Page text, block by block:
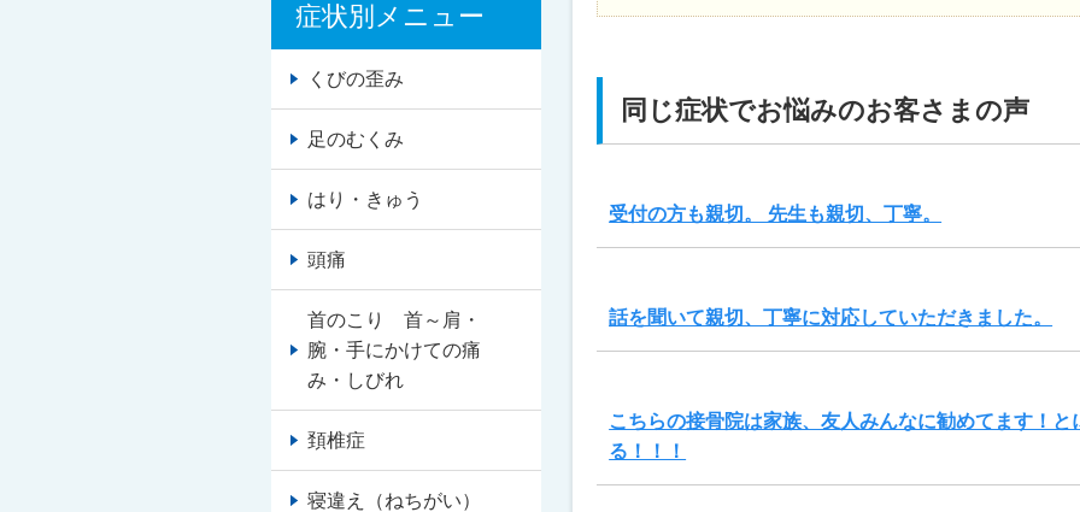
同じ症状でお悩みのお客さまの声
受付の方も親切。 先生も親切、丁寧。
話を聞いて親切、丁寧に対応していただきました。
こちらの接骨院は家族、友人みんなに勧めてます！と
る！！！
症状別メニュー
くびの歪み
足のむくみ
はり・きゅう
頭痛
首のこり 首～肩・
腕・手にかけての痛
み・しびれ
頚椎症
寝違え（ねちがい）